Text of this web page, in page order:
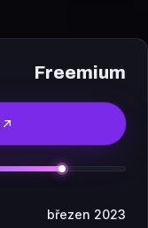
Freemium
březen 2023